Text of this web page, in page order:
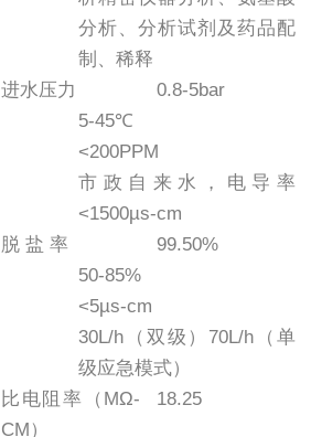
分析、分析试剂及药品配
制、稀释
进水压力
0.8-5bar
5-45℃
<200PPM
市政自来水，电导率
<1500µs-cm
脱 盐 率
99.50%
50-85%
<5µs-cm
30L/h（双级）70L/h（单
级应急模式）
比电阻率（MΩ-
CM）
18.25